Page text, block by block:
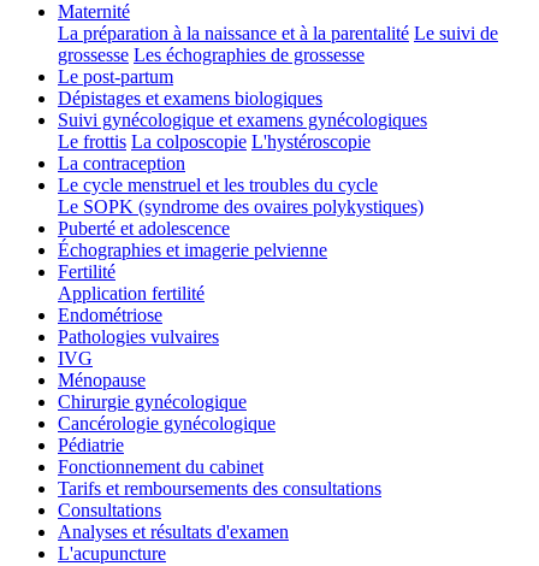
Maternité
La préparation à la naissance et à la parentalité Le suivi de
grossesse Les échographies de grossesse
Le post-partum
Dépistages et examens biologiques
Suivi gynécologique et examens gynécologiques
Le frottis La colposcopie L'hystéroscopie
La contraception
Le cycle menstruel et les troubles du cycle
Le SOPK (syndrome des ovaires polykystiques)
Puberté et adolescence
Échographies et imagerie pelvienne
Fertilité
Application fertilité
Endométriose
Pathologies vulvaires
IVG
Ménopause
Chirurgie gynécologique
Cancérologie gynécologique
Pédiatrie
Fonctionnement du cabinet
Tarifs et remboursements des consultations
Consultations
Analyses et résultats d'examen
L'acupuncture